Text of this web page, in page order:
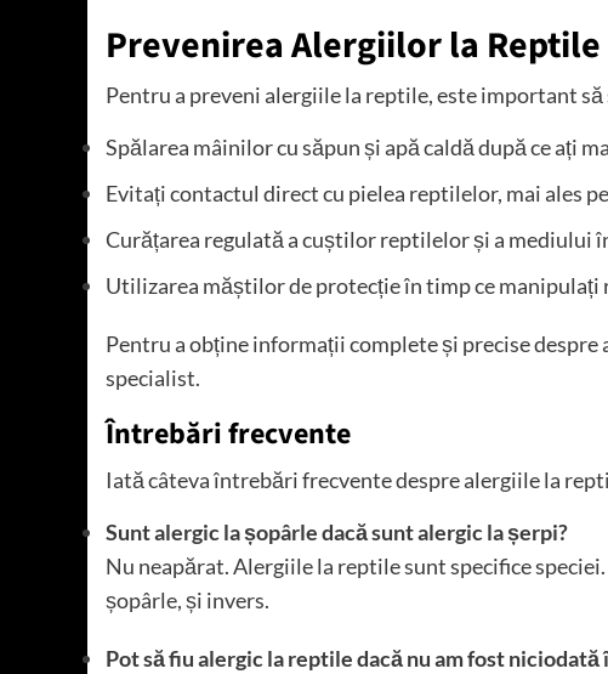
Prevenirea Alergiilor la Reptile
Pentru a preveni alergiile la reptile, este important
Spălarea mâinilor cu săpun și apă caldă după ce ați
Evitați contactul direct cu pielea reptilelor, mai ales
Curățarea regulată a cuștilor reptilelor și a mediului
Utilizarea măștilor de protecție în timp ce manipulați
Pentru a obține informații complete și precise
specialist.
Întrebări frecvente
Iată câteva întrebări frecvente despre alergiile la
Sunt alergic la șopârle dacă sunt alergic la șerpi?
Nu neapărat. Alergiile la reptile sunt specifice
șopârle, și invers.
Pot să fiu alergic la reptile dacă nu am fost